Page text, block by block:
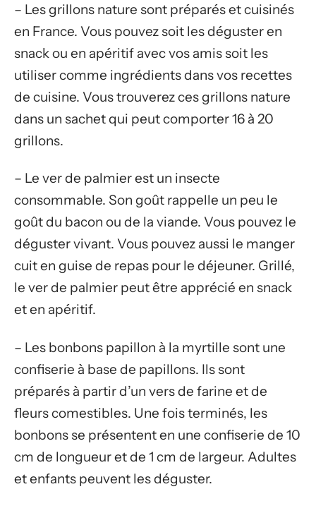
– Les grillons nature sont préparés et cuisinés
en France. Vous pouvez soit les déguster en
snack ou en apéritif avec vos amis soit les
utiliser comme ingrédients dans vos recettes
de cuisine. Vous trouverez ces grillons nature
dans un sachet qui peut comporter 16 à 20
grillons.
– Le ver de palmier est un insecte
consommable. Son goût rappelle un peu le
goût du bacon ou de la viande. Vous pouvez le
déguster vivant. Vous pouvez aussi le manger
cuit en guise de repas pour le déjeuner. Grillé,
le ver de palmier peut être apprécié en snack
et en apéritif.
– Les bonbons papillon à la myrtille sont une
confiserie à base de papillons. Ils sont
préparés à partir d’un vers de farine et de
fleurs comestibles. Une fois terminés, les
bonbons se présentent en une confiserie de 10
cm de longueur et de 1 cm de largeur. Adultes
et enfants peuvent les déguster.